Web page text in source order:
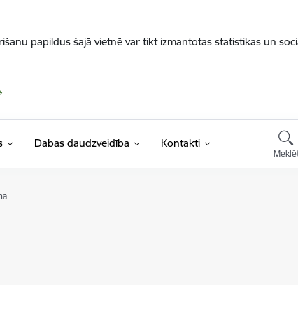
papildus šajā vietnē var tikt izmantotas statistikas un
Dabas daudzveidība Kontakti